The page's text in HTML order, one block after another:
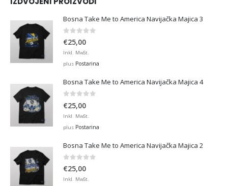
Bosna Take Me to America Navijačka Majica 3
0 out of 5
€25,00
Inkl. MwSt.
plus Postarina
Bosna Take Me to America Navijačka Majica 4
€25,00
Inkl. MwSt.
plus Postarina
Bosna Take Me to America Navijačka Majica 2
0 out of 5
€25,00
Inkl. MwSt.